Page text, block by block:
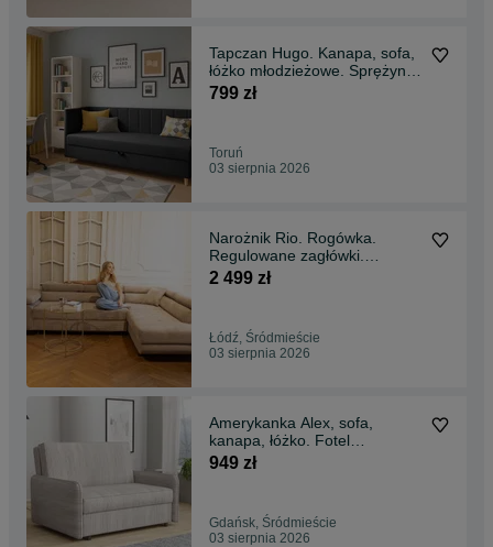
Tapczan Hugo. Kanapa, sofa,
łóżko młodzieżowe. Sprężyny
bonell materac
799 zł
Toruń
03 sierpnia 2026
Narożnik Rio. Rogówka.
Regulowane zagłówki.
Sztruks! Szybka dostawa!
2 499 zł
Łódź, Śródmieście
03 sierpnia 2026
Amerykanka Alex, sofa,
kanapa, łóżko. Fotel
rozkładany, funkcja spania
949 zł
Gdańsk, Śródmieście
03 sierpnia 2026